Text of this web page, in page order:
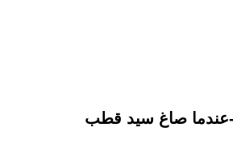
عندما صاغ سيد قطب